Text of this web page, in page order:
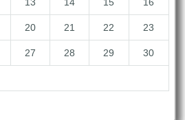
13 14 15 16
20 21 22 23
27 28 29 30